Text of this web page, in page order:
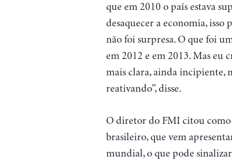
que em 2010 o país estava
desaquecer a economia,
não foi surpresa. O que foi
em 2012 e em 2013. Mas eu
mais clara, ainda incipiente,
reativando”, disse.
O diretor do FMI citou como
brasileiro, que vem
mundial, o que pode